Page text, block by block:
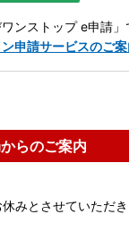
ンストップ e申請」
申請サービスのご
らのご案内
みとさせていただき